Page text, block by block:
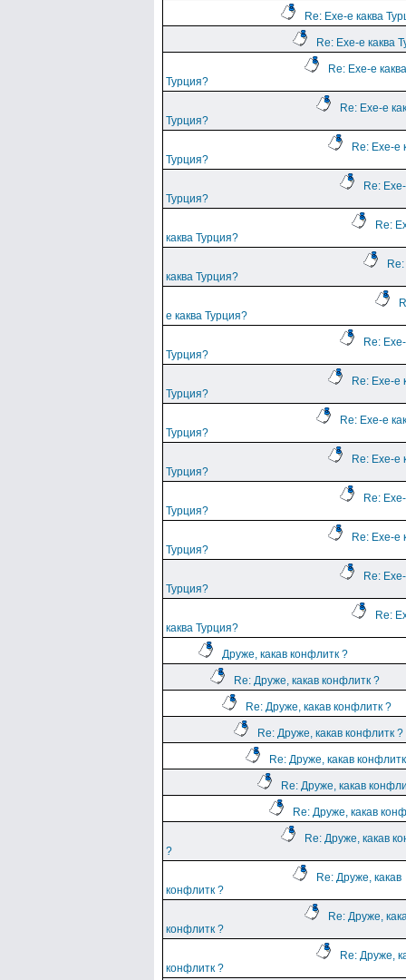
Re: Ехе-е каква
Re: Ехе-е каква
Re: Ехе-е каква
Турция?
Re: Ехе-е
Турция?
Re: Ехе-е
Турция?
Re:
Турция?
Re:
каква Турция?
каква Турция?
е каква Турция?
Re:
Турция?
Re: Ехе-е
Турция?
Re: Ехе-е
Турция?
Re: Ехе-е
Турция?
Re:
Турция?
Re: Ехе-е
Турция?
Re:
Турция?
Re:
каква Турция?
Друже, какав конфлитк ?
Re: Друже, какав конфлитк ?
Re: Друже, какав конфлитк ?
Re: Друже, какав конфлитк ?
Re: Друже, какав
Re: Друже, какав
Re: Друже, какав
Re: Друже, какав
?
Re: Друже, какав
конфлитк ?
Re: Друже,
конфлитк ?
Re: Друже,
конфлитк ?